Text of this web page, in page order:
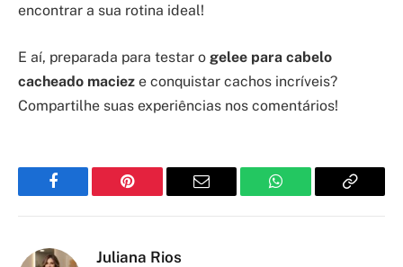
encontrar a sua rotina ideal!
E aí, preparada para testar o gelee para cabelo
cacheado maciez e conquistar cachos incríveis?
Compartilhe suas experiências nos comentários!
Facebook Pinterest Email WhatsApp Copy
Juliana Rios